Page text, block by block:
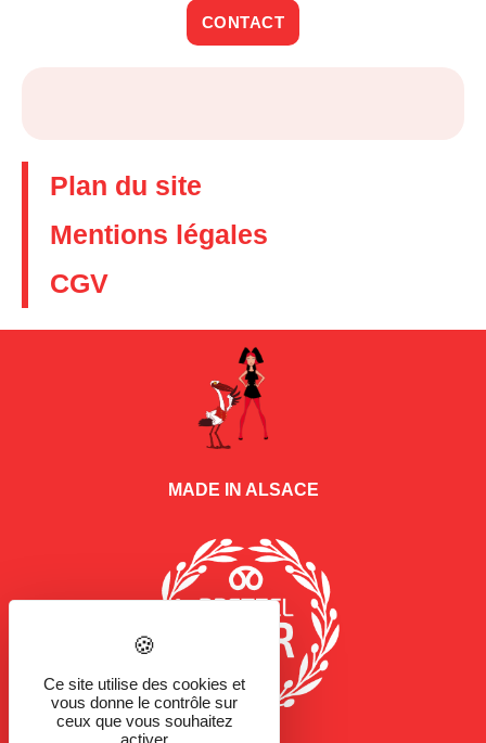
CONTACT
Plan du site
Mentions légales
CGV
MADE IN ALSACE
Ce site utilise des cookies et
vous donne le contrôle sur
ceux que vous souhaitez
activer